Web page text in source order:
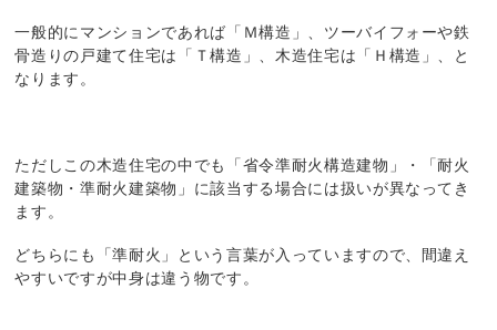
一般的にマンションであれば「Ｍ構造」、ツーバイフォーや鉄
骨造りの戸建て住宅は「Ｔ構造」、木造住宅は「Ｈ構造」、と
なります。
ただしこの木造住宅の中でも「省令準耐火構造建物」・「耐火
建築物・準耐火建築物」に該当する場合には扱いが異なってき
ます。
どちらにも「準耐火」という言葉が入っていますので、間違え
やすいですが中身は違う物です。